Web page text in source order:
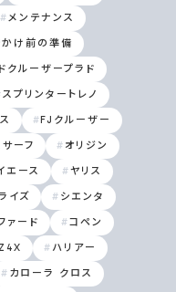
メンテナンス
かけ前の準備
クルーザープラド
スプリンタートレノ
FJクルーザー
ーフ オリジン
エース ヤリス
イズ シエンタ
ァード コペン
ハリアー
カローラ クロス